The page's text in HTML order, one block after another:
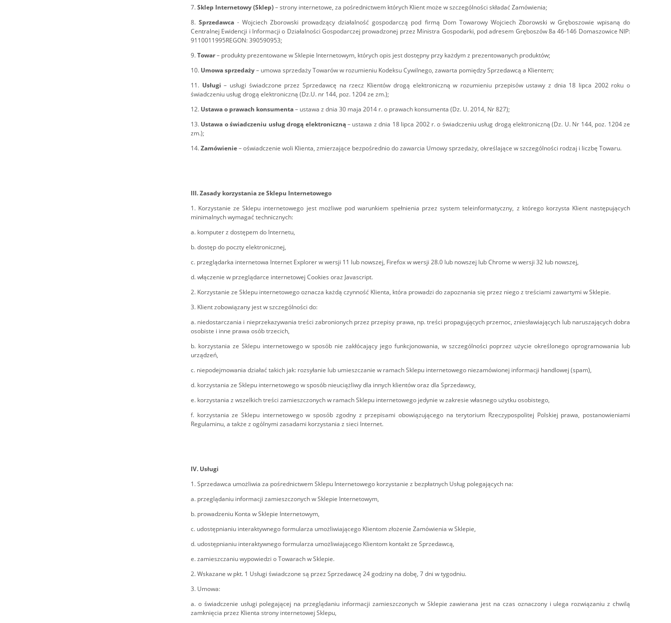
7.Sklep Internetowy (Sklep)– strony internetowe, za pośrednictwem których Klient może w szczególności składać Zamówienia;
8.Sprzedawca- Wojciech Zborowski prowadzący działalność gospodarczą pod firmą Dom Towarowy Wojciech Zborowski w Gręboszowie wpisaną do
Centralnej Ewidencji i Informacji o Działalności Gospodarczej prowadzonej przez Ministra Gospodarki, pod adresem Gręboszów 8a 46-146 Domaszowice NIP:
9110011995REGON: 390590953;
9.Towar– produkty prezentowane w Sklepie Internetowym, których opis jest dostępny przy każdym z prezentowanych produktów;
10. Umowa sprzedaży– umowa sprzedaży Towarów w rozumieniu Kodeksu Cywilnego, zawarta pomiędzy Sprzedawcą a Klientem;
11. Usługi– usługi świadczone przez Sprzedawcę na rzecz Klientów drogą elektroniczną w rozumieniu przepisów ustawy z dnia 18 lipca 2002 roku o
świadczeniu usług drogą elektroniczną (Dz.U. nr 144, poz. 1204 ze zm.);
12. Ustawa o prawach konsumenta– ustawa z dnia 30 maja 2014 r. o prawach konsumenta (Dz. U. 2014, Nr 827);
13. Ustawa o świadczeniu usług drogą elektroniczną– ustawa z dnia 18 lipca 2002 r. o świadczeniu usług drogą elektroniczną (Dz. U. Nr 144, poz. 1204 ze
zm.);
14.Zamówienie– oświadczenie woli Klienta, zmierzające bezpośrednio do zawarcia Umowy sprzedaży, określające w szczególności rodzaj i liczbę Towaru.
III. Zasady korzystania ze Sklepu Internetowego
1. Korzystanie ze Sklepu internetowego jest możliwe pod warunkiem spełnienia przez system teleinformatyczny, z którego korzysta Klient następujących
minimalnych wymagać technicznych:
a. komputer z dostępem do Internetu,
b. dostęp do poczty elektronicznej,
c. przeglądarka internetowa Internet Explorer w wersji 11 lub nowszej, Firefox w wersji 28.0 lub nowszej lub Chrome w wersji 32 lub nowszej,
d. włączenie w przeglądarce internetowej Cookies oraz Javascript.
2. Korzystanie ze Sklepu internetowego oznacza każdą czynność Klienta, która prowadzi do zapoznania się przez niego z treściami zawartymi w Sklepie.
3. Klient zobowiązany jest w szczególności do:
a. niedostarczania i nieprzekazywania treści zabronionych przez przepisy prawa, np. treści propagujących przemoc, zniesławiających lub naruszających dobra
osobiste i inne prawa osób trzecich,
b. korzystania ze Sklepu internetowego w sposób nie zakłócający jego funkcjonowania, w szczególności poprzez użycie określonego oprogramowania lub
urządzeń,
c. niepodejmowania działać takich jak: rozsyłanie lub umieszczanie w ramach Sklepu internetowego niezamówionej informacji handlowej (spam),
d. korzystania ze Sklepu internetowego w sposób nieuciążliwy dla innych klientów oraz dla Sprzedawcy,
e. korzystania z wszelkich treści zamieszczonych w ramach Sklepu internetowego jedynie w zakresie własnego użytku osobistego,
f. korzystania ze Sklepu internetowego w sposób zgodny z przepisami obowiązującego na terytorium Rzeczypospolitej Polskiej prawa, postanowieniami
Regulaminu, a także z ogólnymi zasadami korzystania z sieci Internet.
IV. Usługi
1. Sprzedawca umożliwia za pośrednictwem Sklepu Internetowego korzystanie z bezpłatnych Usług polegających na:
a. przeglądaniu informacji zamieszczonych w Sklepie Internetowym,
b. prowadzeniu Konta w Sklepie Internetowym,
c. udostępnianiu interaktywnego formularza umożliwiającego Klientom złożenie Zamówienia w Sklepie,
d. udostępnianiu interaktywnego formularza umożliwiającego Klientom kontakt ze Sprzedawcą,
e. zamieszczaniu wypowiedzi o Towarach w Sklepie.
2. Wskazane w pkt. 1 Usługi świadczone są przez Sprzedawcę 24 godziny na dobę, 7 dni w tygodniu.
3. Umowa:
a. o świadczenie usługi polegającej na przeglądaniu informacji zamieszczonych w Sklepie zawierana jest na czas oznaczony i ulega rozwiązaniu z chwilą
zamknięcia przez Klienta strony internetowej Sklepu,